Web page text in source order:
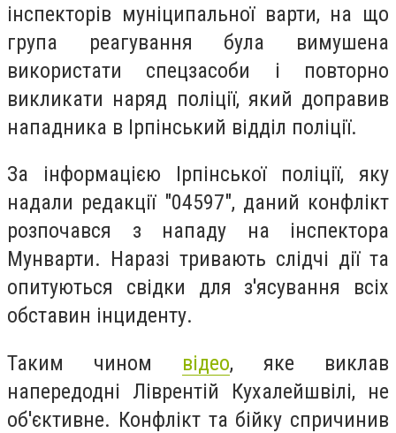
інспекторів муніципальної варти, на що
група реагування була вимушена
використати спецзасоби і повторно
викликати наряд поліції, який доправив
нападника в Ірпінський відділ поліції.
За інформацією Ірпінської поліції, яку
надали редакції "04597", даний конфлікт
розпочався з нападу на інспектора
Мунварти. Наразі тривають слідчі дії та
опитуються свідки для з'ясування всіх
обставин інциденту.
Таким чином відео, яке виклав
напередодні Ліврентій Кухалейшвілі, не
об'єктивне. Конфлікт та бійку спричинив